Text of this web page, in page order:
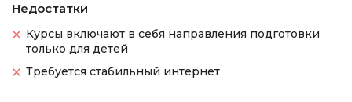
Недостатки
Курсы включают в себя направления подготовки
только для детей
Требуется стабильный интернет